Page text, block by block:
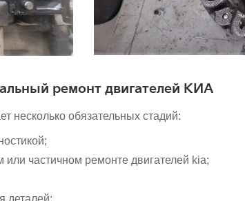
ремонт двигателей КИА
несколько обязательных стадий:
или частичном ремонте двигателей kia;